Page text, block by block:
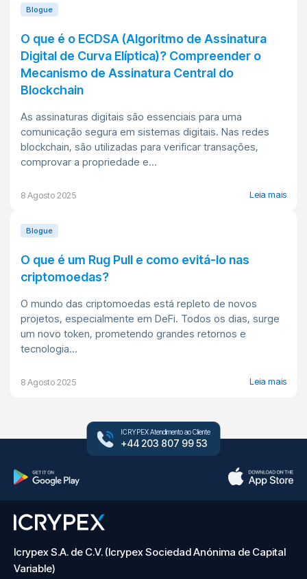
Blogue
O que é o ECDSA (Algoritmo de Assinatura
Digital de Curva Elíptica)? Compreender o
Mecanismo de Assinatura Central do
Blockchain
As assinaturas digitais são essenciais para uma
comunicação segura em sistemas digitais. Nas redes
blockchain, são utilizadas para verificar transações,
comprovar a propriedade e...
8 Agosto 2025 Leia mais
Blogue
O que é um Rug Pull e como evitá-lo nas
criptomoedas?
O mundo das criptomoedas está repleto de novos
projetos, especialmente em DeFi. Todos os dias, surge
um novo token, prometendo grandes retornos e
tecnologia...
8 Agosto 2025 Leia mais
ICRYPEX Atendimento ao Cliente
+44 203 807 99 53
Icrypex S.A. de C.V. (Icrypex Sociedad Anónima de Capital
Variable)